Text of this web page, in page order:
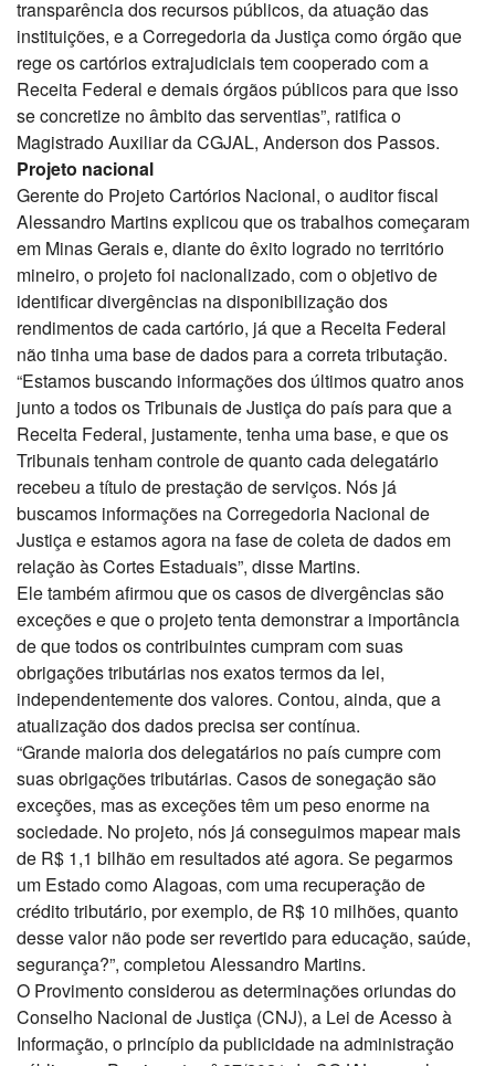
transparência dos recursos públicos, da atuação das
instituições, e a Corregedoria da Justiça como órgão que
rege os cartórios extrajudiciais tem cooperado com a
Receita Federal e demais órgãos públicos para que isso
se concretize no âmbito das serventias”, ratifica o
Magistrado Auxiliar da CGJAL, Anderson dos Passos.
Projeto nacional
Gerente do Projeto Cartórios Nacional, o auditor fiscal
Alessandro Martins explicou que os trabalhos começaram
em Minas Gerais e, diante do êxito logrado no território
mineiro, o projeto foi nacionalizado, com o objetivo de
identificar divergências na disponibilização dos
rendimentos de cada cartório, já que a Receita Federal
não tinha uma base de dados para a correta tributação.
“Estamos buscando informações dos últimos quatro anos
junto a todos os Tribunais de Justiça do país para que a
Receita Federal, justamente, tenha uma base, e que os
Tribunais tenham controle de quanto cada delegatário
recebeu a título de prestação de serviços. Nós já
buscamos informações na Corregedoria Nacional de
Justiça e estamos agora na fase de coleta de dados em
relação às Cortes Estaduais”, disse Martins.
Ele também afirmou que os casos de divergências são
exceções e que o projeto tenta demonstrar a importância
de que todos os contribuintes cumpram com suas
obrigações tributárias nos exatos termos da lei,
independentemente dos valores. Contou, ainda, que a
atualização dos dados precisa ser contínua.
“Grande maioria dos delegatários no país cumpre com
suas obrigações tributárias. Casos de sonegação são
exceções, mas as exceções têm um peso enorme na
sociedade. No projeto, nós já conseguimos mapear mais
de R$ 1,1 bilhão em resultados até agora. Se pegarmos
um Estado como Alagoas, com uma recuperação de
crédito tributário, por exemplo, de R$ 10 milhões, quanto
desse valor não pode ser revertido para educação, saúde,
segurança?”, completou Alessandro Martins.
O Provimento considerou as determinações oriundas do
Conselho Nacional de Justiça (CNJ), a Lei de Acesso à
Informação, o princípio da publicidade na administração